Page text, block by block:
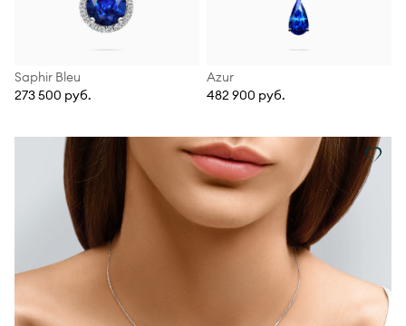
Saphir Bleu
273 500 руб.
Azur
482 900 руб.